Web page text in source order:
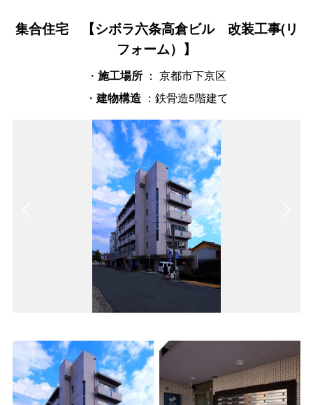
集合住宅 【シボラ六条高倉ビル 改装工事(リ
フォーム）】
・ 施工場所 ： 京都市下京区
・ 建物構造：鉄骨造5階建て